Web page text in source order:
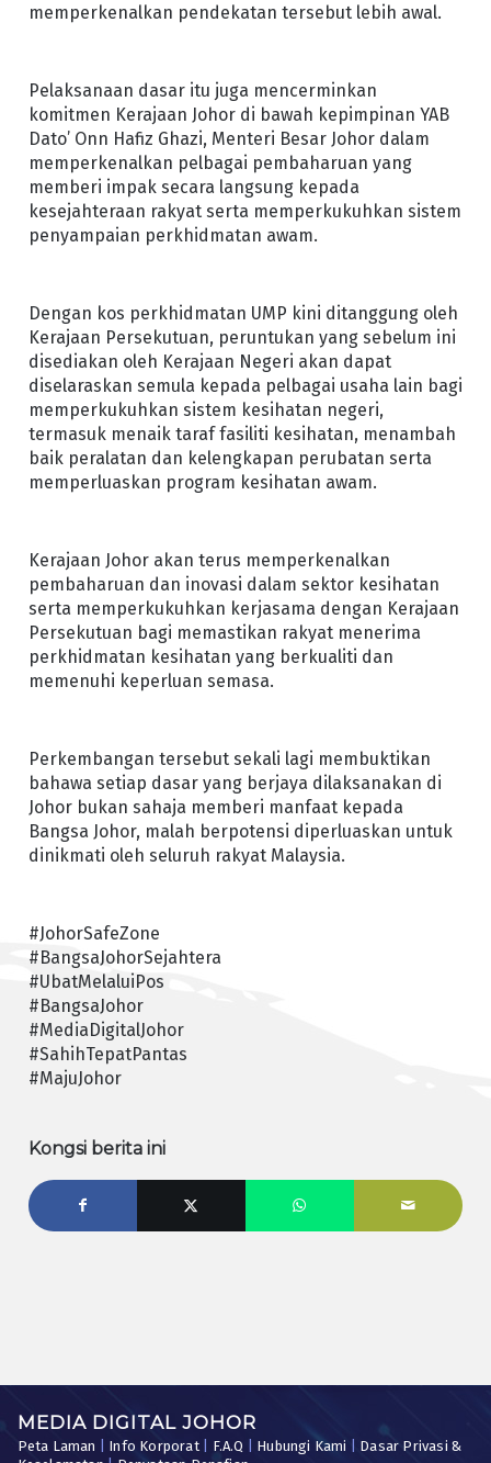
memperkenalkan pendekatan tersebut lebih awal.
Pelaksanaan dasar itu juga mencerminkan
komitmen Kerajaan Johor di bawah kepimpinan YAB
Dato’ Onn Hafiz Ghazi, Menteri Besar Johor dalam
memperkenalkan pelbagai pembaharuan yang
memberi impak secara langsung kepada
kesejahteraan rakyat serta memperkukuhkan sistem
penyampaian perkhidmatan awam.
Dengan kos perkhidmatan UMP kini ditanggung oleh
Kerajaan Persekutuan, peruntukan yang sebelum ini
disediakan oleh Kerajaan Negeri akan dapat
diselaraskan semula kepada pelbagai usaha lain bagi
memperkukuhkan sistem kesihatan negeri,
termasuk menaik taraf fasiliti kesihatan, menambah
baik peralatan dan kelengkapan perubatan serta
memperluaskan program kesihatan awam.
Kerajaan Johor akan terus memperkenalkan
pembaharuan dan inovasi dalam sektor kesihatan
serta memperkukuhkan kerjasama dengan Kerajaan
Persekutuan bagi memastikan rakyat menerima
perkhidmatan kesihatan yang berkualiti dan
memenuhi keperluan semasa.
Perkembangan tersebut sekali lagi membuktikan
bahawa setiap dasar yang berjaya dilaksanakan di
Johor bukan sahaja memberi manfaat kepada
Bangsa Johor, malah berpotensi diperluaskan untuk
dinikmati oleh seluruh rakyat Malaysia.
#JohorSafeZone
#BangsaJohorSejahtera
#UbatMelaluiPos
#BangsaJohor
#MediaDigitalJohor
#SahihTepatPantas
#MajuJohor
Kongsi berita ini
MEDIA DIGITAL JOHOR
Peta Laman Info Korporat| F.A.Q Hubungi Kami
Dasar Privasi &